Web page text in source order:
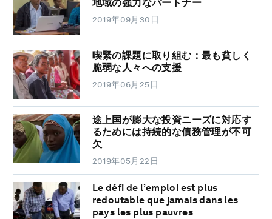
地域の強力なパートナー
2019年09月30日
喫緊の課題に取り組む：最も貧しく
脆弱な人々への支援
2019年06月25日
途上国が膨大な投資ニーズに対応す
るためには持続的な債務管理が不可
欠
2019年05月22日
Le défi de l’emploi est plus
redoutable que jamais dans les
pays les plus pauvres